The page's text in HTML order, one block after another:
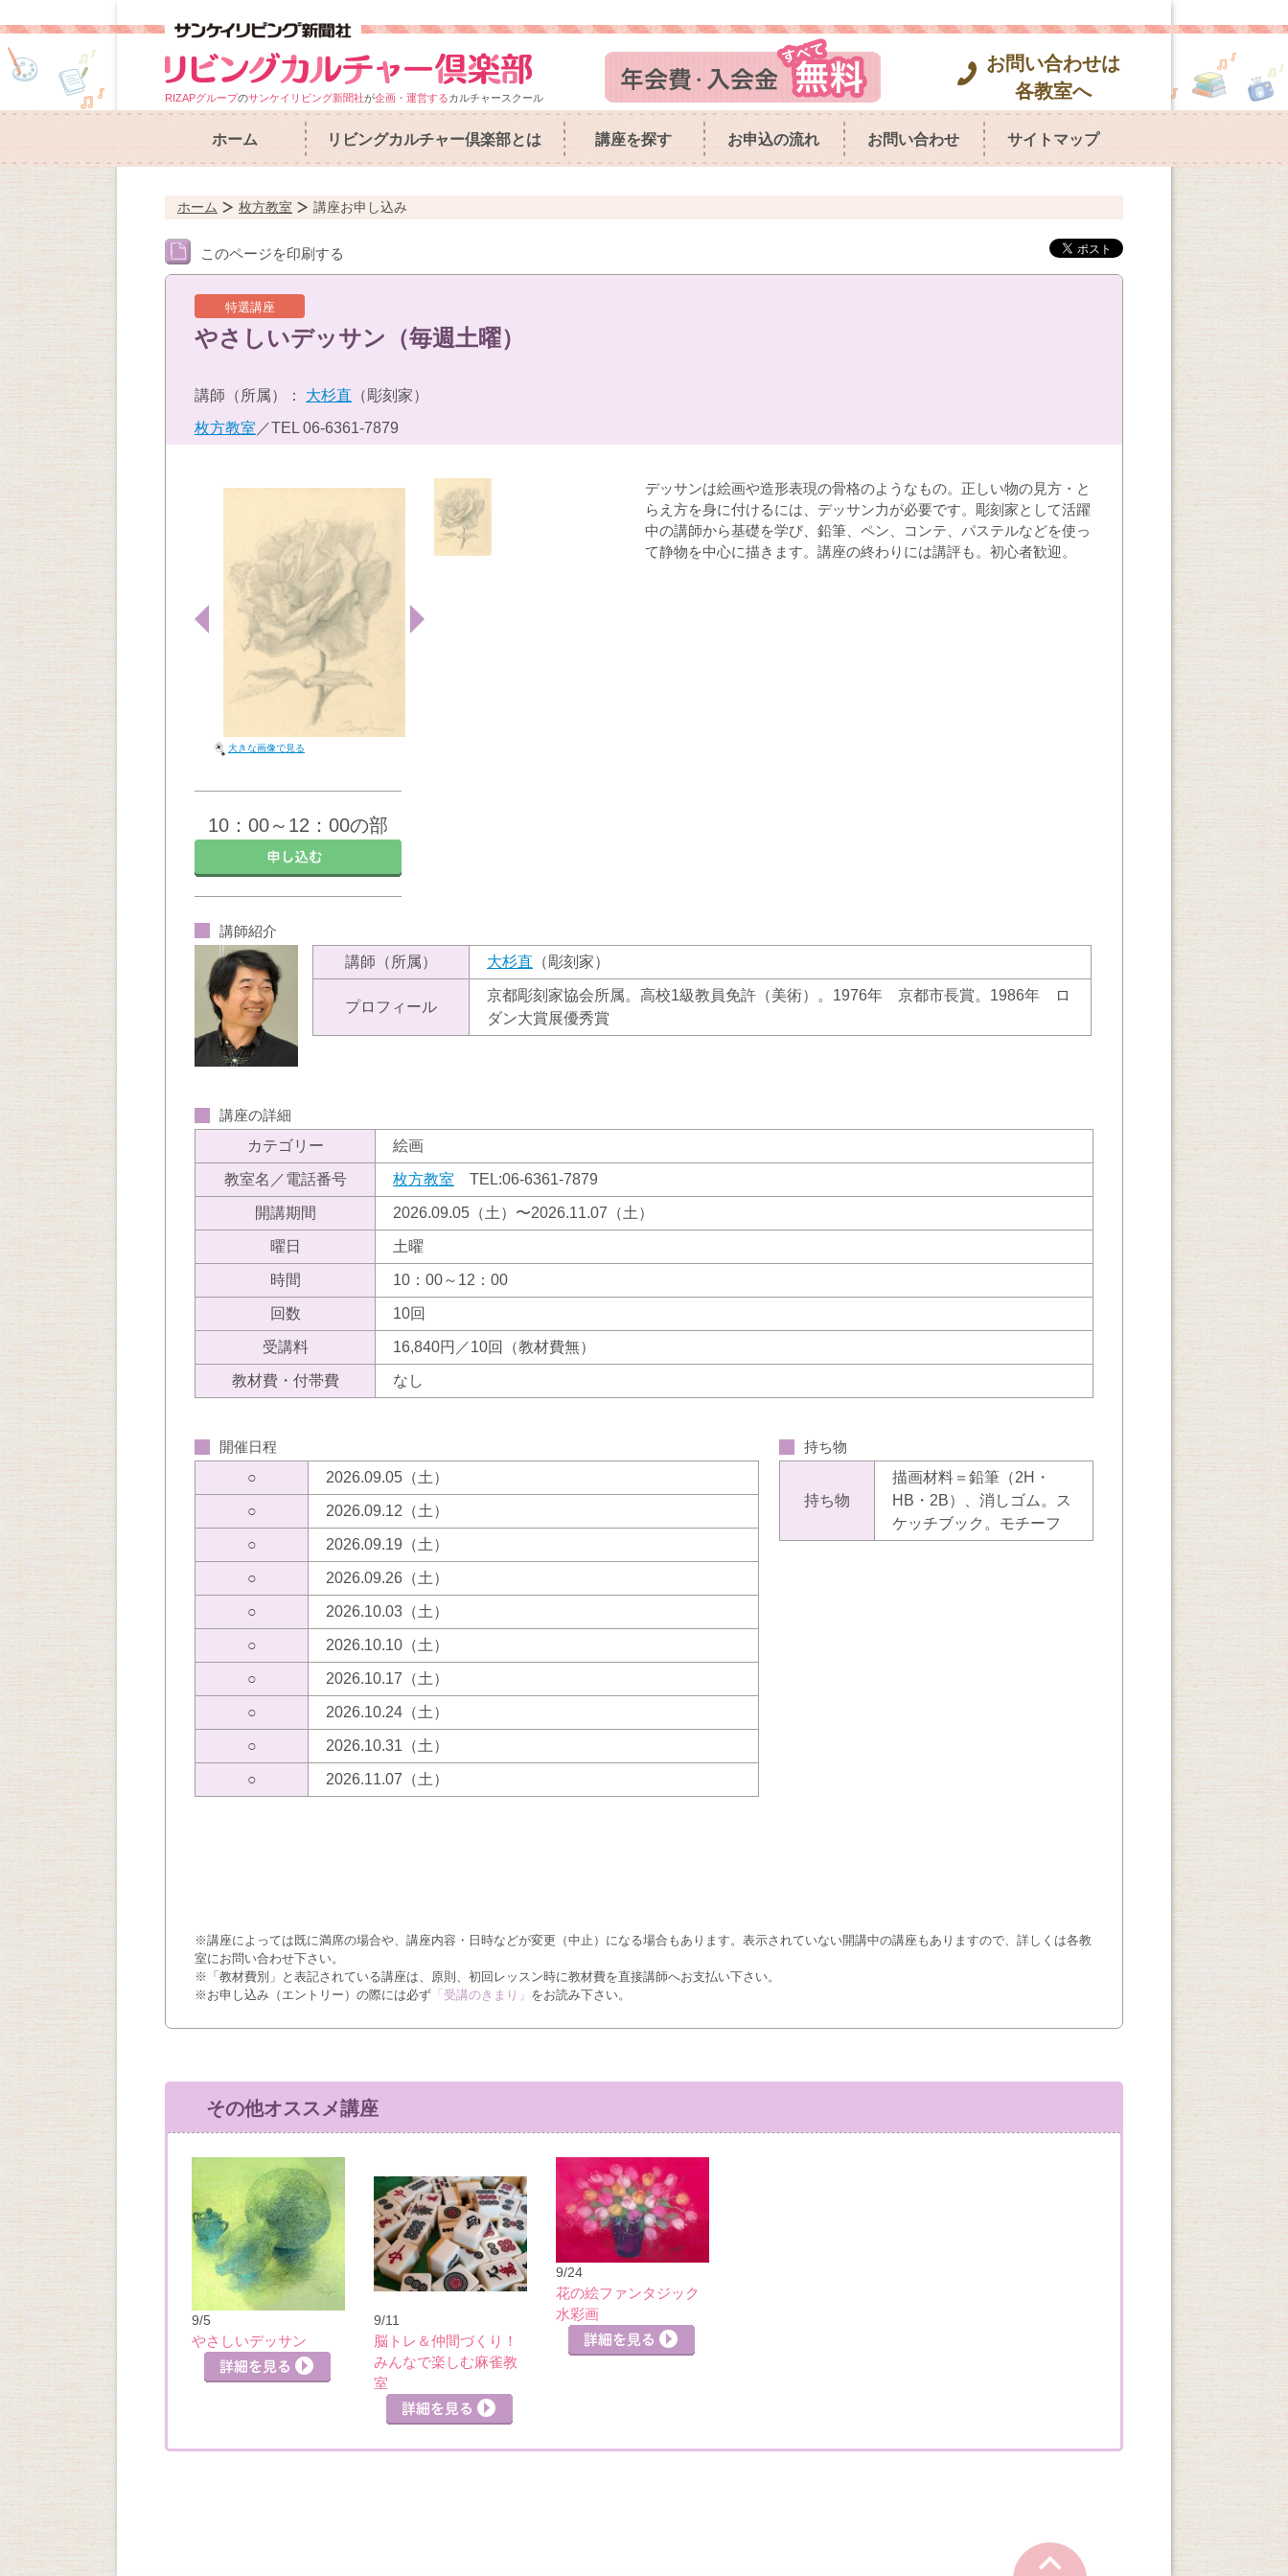
RIZAPグループのサンケイリビング新聞社が企画・運営するカルチャースクール
お問い合わせは
各教室へ
ホーム リビングカルチャー倶楽部とは 講座を探す お申込の流れ お問い合わせ サイトマップ
ホーム 枚方教室 講座お申し込み
このページを印刷する
特選講座
やさしいデッサン（毎週土曜）
講師（所属）： 大杉直 （彫刻家）
枚方教室 ／TEL 06-6361-7879
大きな画像で見る
デッサンは絵画や造形表現の骨格のようなもの。正しい物の見方・と
らえ方を身に付けるには、デッサン力が必要です。彫刻家として活躍
中の講師から基礎を学び、鉛筆、ペン、コンテ、パステルなどを使っ
て静物を中心に描きます。講座の終わりには講評も。初心者歓迎。
10：00～12：00の部
講師紹介
講師（所属）
大杉直 （彫刻家）
プロフィール
京都彫刻家協会所属。高校1級教員免許（美術）。1976年 京都市長賞。1986年 ロ
ダン大賞展優秀賞
講座の詳細
カテゴリー
絵画
教室名／電話番号 枚方教室 TEL:06-6361-7879
開講期間 2026.09.05（土）〜2026.11.07（土）
曜日 土曜
時間 10：00～12：00
回数 10回
受講料 16,840円／10回（教材費無）
教材費・付帯費 なし
開催日程
○
2026.09.05（土）
○ 2026.09.12（土）
○ 2026.09.19（土）
○ 2026.09.26（土）
○ 2026.10.03（土）
○ 2026.10.10（土）
○ 2026.10.17（土）
○ 2026.10.24（土）
○ 2026.10.31（土）
○ 2026.11.07（土）
持ち物
持ち物
描画材料＝鉛筆（2H・
HB・2B）、消しゴム。ス
ケッチブック。モチーフ
※講座によっては既に満席の場合や、講座内容・日時などが変更（中止）になる場合もあります。表示されていない開講中の講座もありますので、詳しくは各教
室にお問い合わせ下さい。
※「教材費別」と表記されている講座は、原則、初回レッスン時に教材費を直接講師へお支払い下さい。
※お申し込み（エントリー）の際には必ず 「受講のきまり」 をお読み下さい。
その他オススメ講座
9/5
やさしいデッサン
9/11
脳トレ＆仲間づくり！
みんなで楽しむ麻雀教
室
9/24
花の絵ファンタジック
水彩画